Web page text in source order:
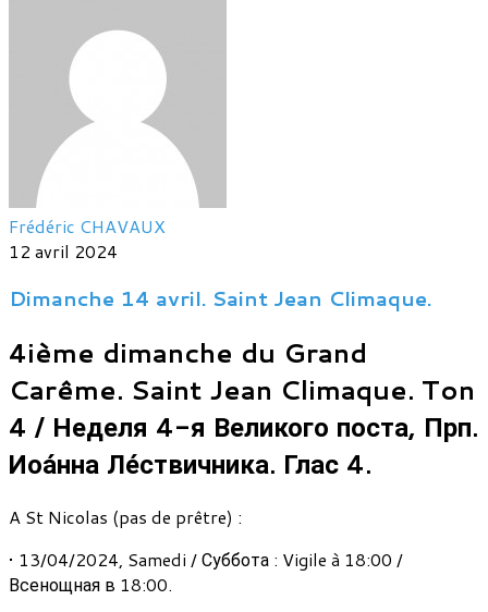
Frédéric CHAVAUX
12 avril 2024
Dimanche 14 avril. Saint Jean Climaque.
4ième dimanche du Grand
Carême. Saint Jean Climaque. Ton
4 / Неделя 4-я Великого поста, Прп.
Иоа́нна Ле́ствичника. Глас 4.
A St Nicolas (pas de prêtre) :
• 13/04/2024, Samedi / Суббота : Vigile à 18:00 /
Всенощная в 18:00.